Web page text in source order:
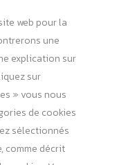
web pour la
une
explication sur
sur
» vous nous
de cookies
sélectionnés
comme décrit